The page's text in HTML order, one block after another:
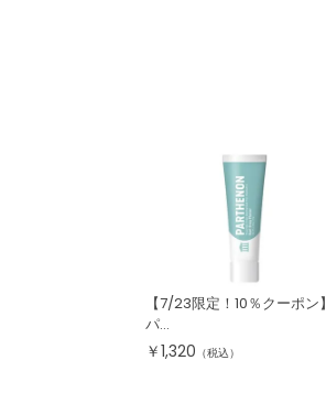
【7/23限定！10％クーポン】
パ...
￥1,320 （税込）